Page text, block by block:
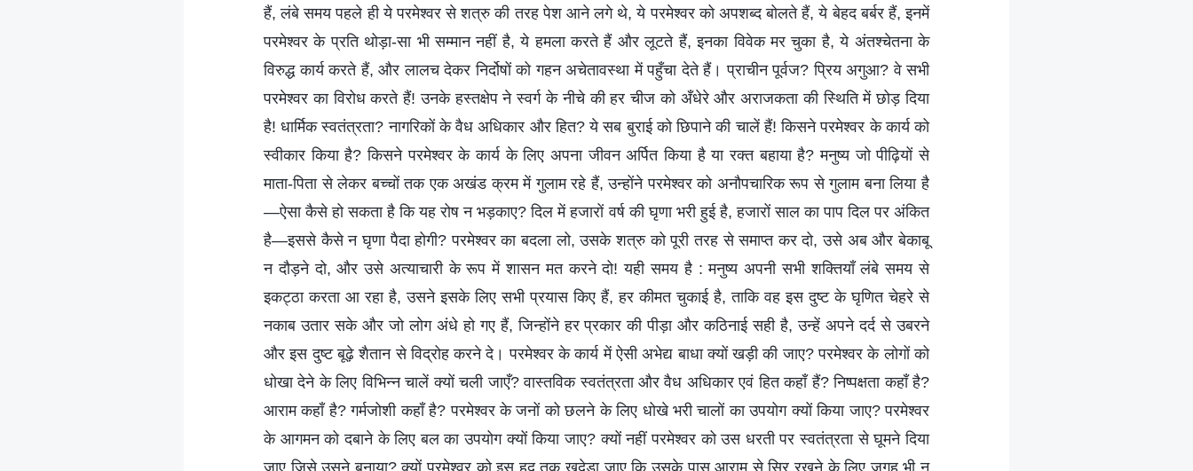
हैं, लंबे समय पहले ही ये परमेश्वर से शत्रु की तरह पेश आने लगे थे, ये परमेश्वर को अपशब्द बोलते हैं, ये बेहद बर्बर हैं, इनमें
परमेश्वर के प्रति थोड़ा-सा भी सम्मान नहीं है, ये हमला करते हैं और लूटते हैं, इनका विवेक मर चुका है, ये अंतश्चेतना के
विरुद्ध कार्य करते हैं, और लालच देकर निर्दोषों को गहन अचेतावस्था में पहुँचा देते हैं। प्राचीन पूर्वज? प्रिय अगुआ? वे सभी
परमेश्वर का विरोध करते हैं! उनके हस्तक्षेप ने स्वर्ग के नीचे की हर चीज को अँधेरे और अराजकता की स्थिति में छोड़ दिया
है! धार्मिक स्वतंत्रता? नागरिकों के वैध अधिकार और हित? ये सब बुराई को छिपाने की चालें हैं! किसने परमेश्वर के कार्य को
स्वीकार किया है? किसने परमेश्वर के कार्य के लिए अपना जीवन अर्पित किया है या रक्त बहाया है? मनुष्य जो पीढ़ियों से
माता-पिता से लेकर बच्चों तक एक अखंड क्रम में गुलाम रहे हैं, उन्होंने परमेश्वर को अनौपचारिक रूप से गुलाम बना लिया है
—ऐसा कैसे हो सकता है कि यह रोष न भड़काए? दिल में हजारों वर्ष की घृणा भरी हुई है, हजारों साल का पाप दिल पर अंकित
है—इससे कैसे न घृणा पैदा होगी? परमेश्वर का बदला लो, उसके शत्रु को पूरी तरह से समाप्त कर दो, उसे अब और बेकाबू
न दौड़ने दो, और उसे अत्याचारी के रूप में शासन मत करने दो! यही समय है : मनुष्य अपनी सभी शक्तियाँ लंबे समय से
इकट्ठा करता आ रहा है, उसने इसके लिए सभी प्रयास किए हैं, हर कीमत चुकाई है, ताकि वह इस दुष्ट के घृणित चेहरे से
नकाब उतार सके और जो लोग अंधे हो गए हैं, जिन्होंने हर प्रकार की पीड़ा और कठिनाई सही है, उन्हें अपने दर्द से उबरने
और इस दुष्ट बूढ़े शैतान से विद्रोह करने दे। परमेश्वर के कार्य में ऐसी अभेद्य बाधा क्यों खड़ी की जाए? परमेश्वर के लोगों को
धोखा देने के लिए विभिन्न चालें क्यों चली जाएँ? वास्तविक स्वतंत्रता और वैध अधिकार एवं हित कहाँ हैं? निष्पक्षता कहाँ है?
आराम कहाँ है? गर्मजोशी कहाँ है? परमेश्वर के जनों को छलने के लिए धोखे भरी चालों का उपयोग क्यों किया जाए? परमेश्वर
के आगमन को दबाने के लिए बल का उपयोग क्यों किया जाए? क्यों नहीं परमेश्वर को उस धरती पर स्वतंत्रता से घूमने दिया
जाए जिसे उसने बनाया? क्यों परमेश्वर को इस हद तक खदेड़ा जाए कि उसके पास आराम से सिर रखने के लिए जगह भी न